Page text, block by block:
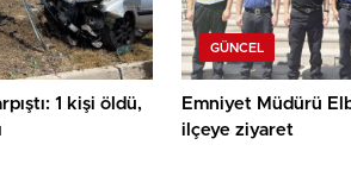
1 kişi öldü,
GÜNCEL
Emniyet Müdürü
ilçeye ziyaret